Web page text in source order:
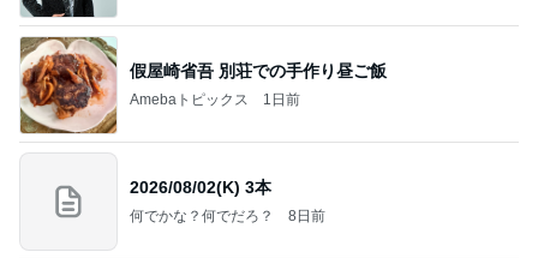
假屋崎省吾 別荘での手作り昼ご飯
Amebaトピックス 1日前
2026/08/02(K) 3本
何でかな？何でだろ？ 8日前